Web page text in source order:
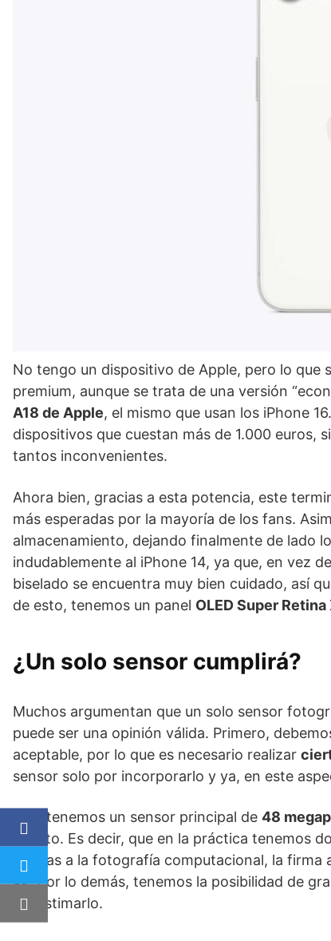
No tengo un dispositivo de Apple, pero lo que
premium, aunque se trata de una versión
A18 de Apple, el mismo que usan los iPhone
dispositivos que cuestan más de 1.000 euros,
tantos inconvenientes.
Ahora bien, gracias a esta potencia, este
más esperadas por la mayoría de los fans.
almacenamiento, dejando finalmente de lado
indudablemente al iPhone 14, ya que, en vez
biselado se encuentra muy bien cuidado, así
de esto, tenemos un panel OLED Super
¿Un solo sensor cumplirá?
Muchos argumentan que un solo sensor
puede ser una opinión válida. Primero,
aceptable, por lo que es necesario realizar
sensor solo por incorporarlo y ya, en este
Aquí tenemos un sensor principal de 48
retrato. Es decir, que en la práctica tenemos
gracias a la fotografía computacional, la
x2. Por lo demás, tenemos la posibilidad de
subestimarlo.